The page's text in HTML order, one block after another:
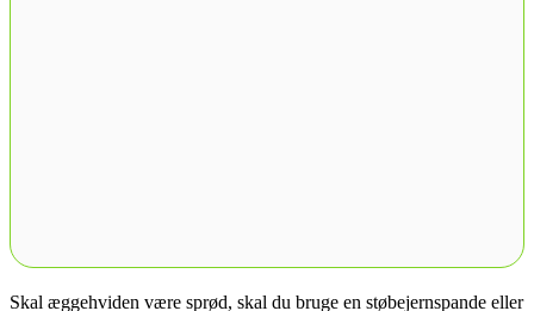
Skal æggehviden være sprød, skal du bruge en støbejernspande eller